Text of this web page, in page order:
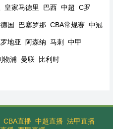
皇家马德里 巴西 中超 C罗
德国 巴塞罗那 CBA常规赛 中冠
地亚 阿森纳 马刺 中甲
物浦 曼联 比利时
CBA直播 中超直播 法甲直播